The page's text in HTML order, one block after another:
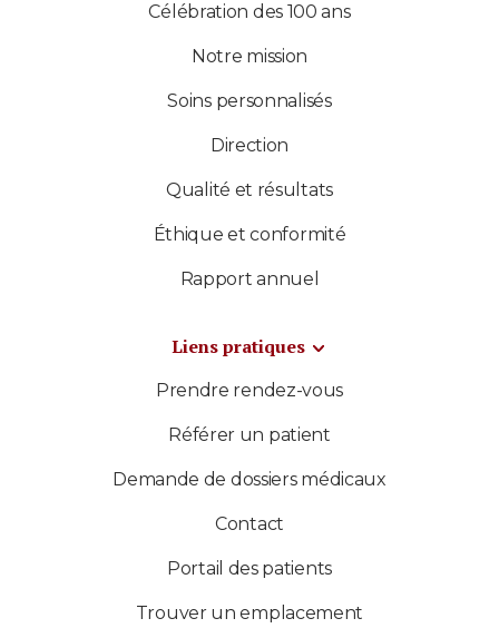
Célébration des 100 ans
Notre mission
Soins personnalisés
Direction
Qualité et résultats
Éthique et conformité
Rapport annuel
Liens pratiques
Prendre rendez-vous
Référer un patient
Demande de dossiers médicaux
Contact
Portail des patients
Trouver un emplacement